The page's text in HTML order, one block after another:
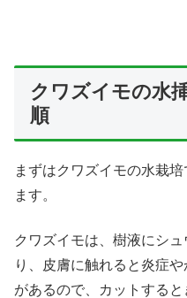
クワズイモの水
順
まずはクワズイモの水栽
ます。
クワズイモは、樹液にシ
り、皮膚に触れると炎症
があるので、カットする